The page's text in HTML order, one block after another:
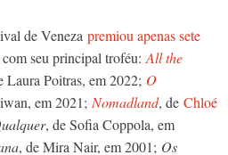
de Veneza premiou apenas sete
seu principal troféu:All the
Laura Poitras, em 2022; O
em 2021; Nomadland, de Chloé
, de Sofia Coppola, em
, de Mira Nair, em 2001; Os